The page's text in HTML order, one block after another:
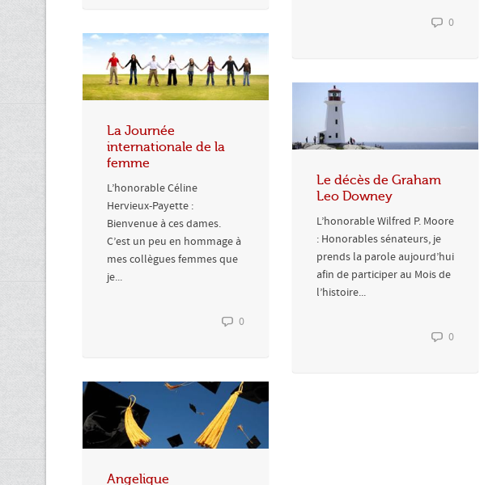
0
La Journée
internationale de la
femme
L’honorable Céline
Hervieux-Payette :
Bienvenue à ces dames.
C’est un peu en hommage à
mes collègues femmes que
je...
0
Le décès de Graham
Leo Downey
L’honorable Wilfred P. Moore
: Honorables sénateurs, je
prends la parole aujourd’hui
afin de participer au Mois de
l’histoire...
0
Angelique